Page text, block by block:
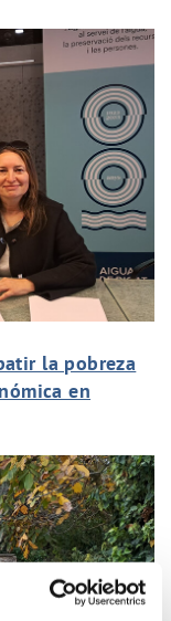
la pobreza
en